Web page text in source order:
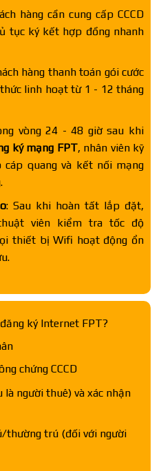
hàng cần cung cấp CCCD
tục ký kết hợp đồng nhanh
hàng thanh toán gói cước
linh hoạt từ 1 - 12 tháng
vòng 24 - 48 giờ sau khi
ký mạng FPT, nhân viên kỹ
quang và kết nối mạng
: Sau khi hoàn tất lắp đặt,
viên kiểm tra tốc độ
thiết bị Wifi hoạt động ổn
ký Internet FPT?
chứng CCCD
người thuê) và xác nhận
thường trú (đối với người